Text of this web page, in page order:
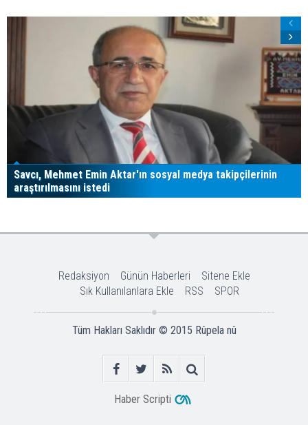
Savcı, Mehmet Emin Aktar'ın sosyal medya takipçilerinin
araştırılmasını istedi
Redaksiyon Günün Haberleri
Sitene Ekle
Sık Kullanılanlara Ekle
RSS SPOR
Tüm Hakları Saklıdır © 2015 Rûpela nû
Haber Scripti